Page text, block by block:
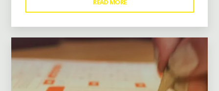
READ MORE
LA
INSCRIPCIÓN
A
PAES